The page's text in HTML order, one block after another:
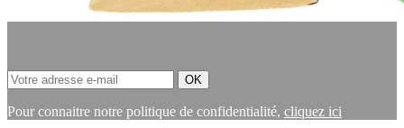
Pour connaitre notre politique de confidentialité, cliquez ici